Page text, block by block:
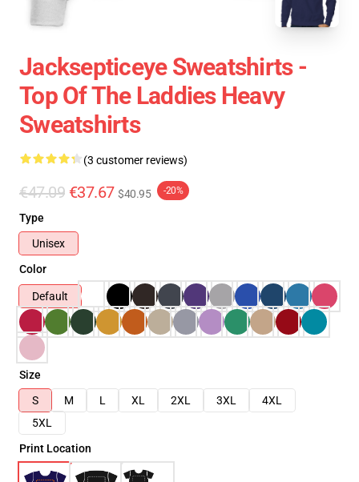
Jacksepticeye Sweatshirts -
Top Of The Laddies Heavy
Sweatshirts
(3 customer reviews)
€47.09 €37.67 $40.95 -20%
Type
Unisex
Color
Default
Size
S
M L XL 2XL 3XL
4XL
5XL
Print Location